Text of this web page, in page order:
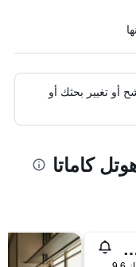
أو تغيير بحثك أو
كاماتا
طوكيو